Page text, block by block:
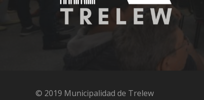
© 2019 Municipalidad de Trelew